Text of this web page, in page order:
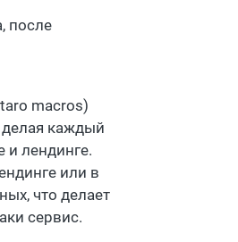
после
macros)
каждый
и лендинге.
или в
что делает
сервис.